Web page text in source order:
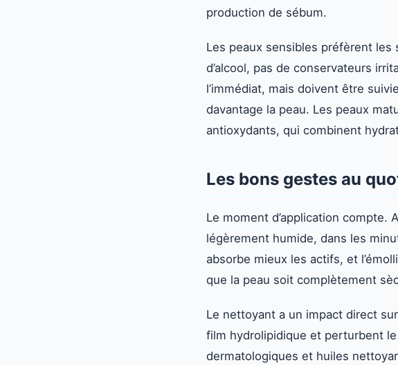
production de sébum.
Les peaux sensibles préfèrent les
d’alcool, pas de conservateurs
l’immédiat, mais doivent être
davantage la peau. Les peaux
antioxydants, qui combinent
Les bons gestes au
Le moment d’application compte.
légèrement humide, dans les
absorbe mieux les actifs, et
que la peau soit complètement
Le nettoyant a un impact direct
film hydrolipidique et perturbent
dermatologiques et huiles